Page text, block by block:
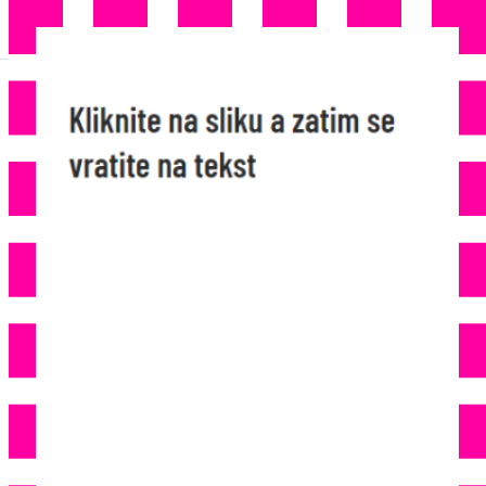
ISPALIO JE 7 HITACA:
Muškarac (34) Ispred Kioska